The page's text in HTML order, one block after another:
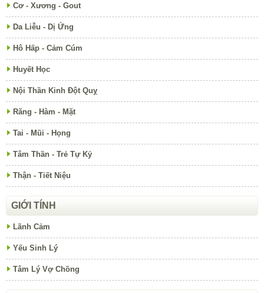
Cơ - Xương - Gout
Da Liễu - Dị Ứng
Hô Hấp - Cảm Cúm
Huyết Học
Nội Thần Kinh Đột Quỵ
Răng - Hàm - Mặt
Tai - Mũi - Họng
Tâm Thần - Trẻ Tự Kỷ
Thận - Tiết Niệu
GIỚI TÍNH
Lãnh Cảm
Yếu Sinh Lý
Tâm Lý Vợ Chồng